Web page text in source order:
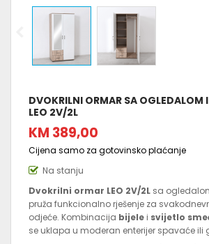
DVOKRILNI ORMAR SA OGLEDALOM
LEO 2V/2L
KM 389,00
Cijena samo za gotovinsko plaćanje
Na stanju
Dvokrilni ormar LEO 2V/2L sa
pruža funkcionalno rješenje za
odjeće. Kombinacija bijele i svijetlo
se uklapa u moderan enterijer spavaće ili